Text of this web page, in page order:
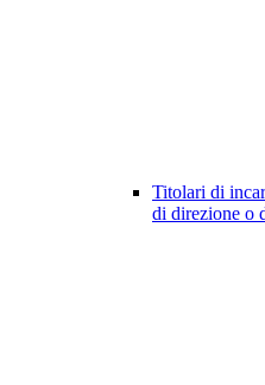
Titolari di
di direzione o